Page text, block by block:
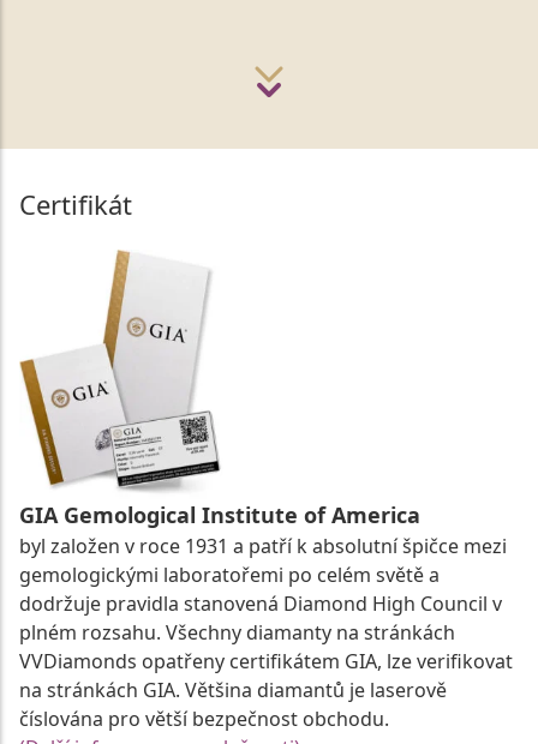
Certifikát
GIA Gemological Institute of America
byl založen v roce 1931 a patří k absolutní špičce mezi
gemologickými laboratořemi po celém světě a
dodržuje pravidla stanovená Diamond High Council v
plném rozsahu. Všechny diamanty na stránkách
VVDiamonds opatřeny certifikátem GIA, lze verifikovat
na stránkách GIA. Většina diamantů je laserově
číslována pro větší bezpečnost obchodu.